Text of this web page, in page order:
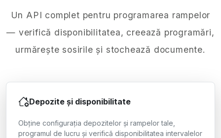
Un API complet pentru programarea rampelor
— verifică disponibilitatea, creează programări,
urmărește sosirile și stochează documente.
Depozite și disponibilitate
Obține configurația depozitelor și rampelor tale,
programul de lucru și verifică disponibilitatea intervalelor